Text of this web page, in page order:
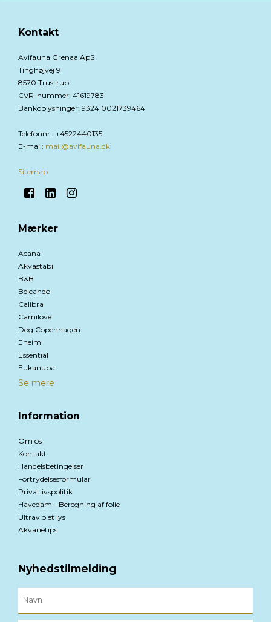
Kontakt
Avifauna Grenaa ApS
Tinghøjvej 9
8570 Trustrup
CVR-nummer: 41619783
Bankoplysninger: 9324 0021739464
Telefonnr.: +4522440135
E-mail: mail@avifauna.dk
Sitemap
Mærker
Acana
Akvastabil
B&B
Belcando
Calibra
Carnilove
Dog Copenhagen
Eheim
Essential
Eukanuba
Se mere
Information
Om os
Kontakt
Handelsbetingelser
Fortrydelsesformular
Privatlivspolitik
Havedam - Beregning af folie
Ultraviolet lys
Akvarietips
Nyhedstilmelding